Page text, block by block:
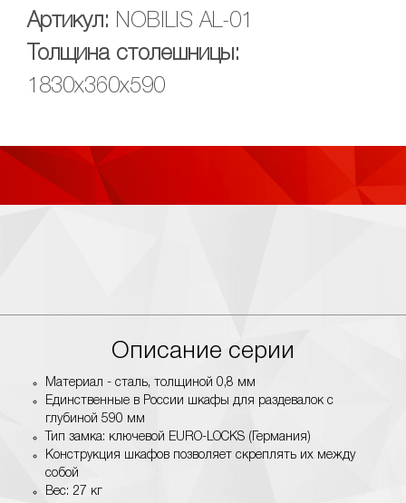
Артикул: NOBILIS AL-01
Толщина столешницы:
1830х360х590
Описание серии
Материал - сталь, толщиной 0,8 мм
Единственные в России шкафы для раздевалок с
глубиной 590 мм
Тип замка: ключевой EURO-LOCKS (Германия)
Конструкция шкафов позволяет скреплять их между
собой
Вес: 27 кг